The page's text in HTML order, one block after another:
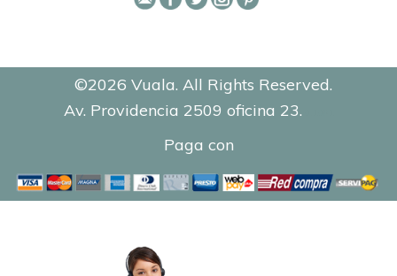
©2026 Vuala. All Rights Reserved.
Av. Providencia 2509 oficina 23.
Paga con